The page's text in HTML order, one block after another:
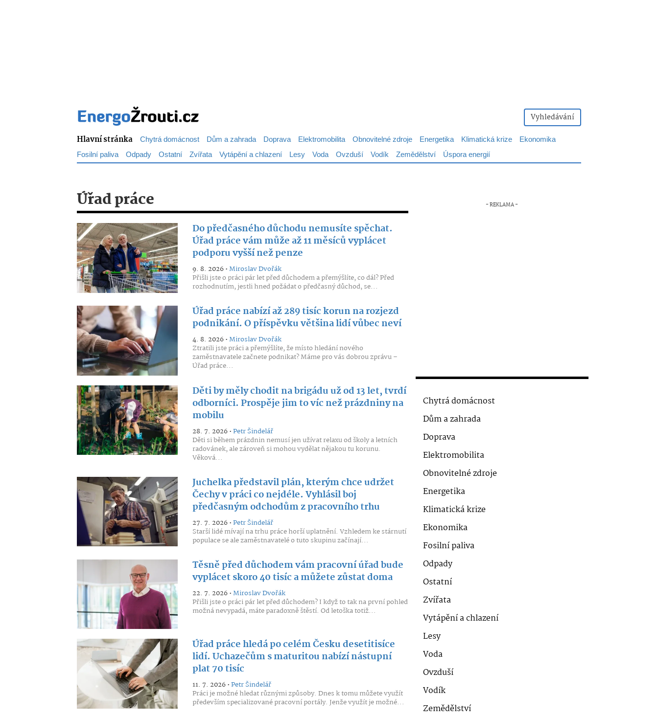
Vyhledávání
Hlavní stránka Chytrá domácnost Dům a zahrada Doprava Elektromobilita Obnovitelné zdroje Energetika Klimatická krize
Ekonomika
Fosilní paliva Odpady Ostatní Zvířata Vytápění a chlazení Lesy Voda Ovzduší Vodík Zemědělství Úspora energií
Úřad práce
Do předčasného důchodu nemusíte spěchat.
Úřad práce vám může až 11 měsíců vyplácet
podporu vyšší než penze
9. 8. 2026 •Miroslav Dvořák
Přišli jste o práci pár let před důchodem a přemýšlíte, co dál? Před
rozhodnutím, jestli hned požádat o předčasný důchod, se...
Úřad práce nabízí až 289 tisíc korun na rozjezd
podnikání. O příspěvku většina lidí vůbec neví
4. 8. 2026 •Miroslav Dvořák
Ztratili jste práci a přemýšlíte, že místo hledání nového
zaměstnavatele začnete podnikat? Máme pro vás dobrou zprávu –
Úřad práce...
Děti by měly chodit na brigádu už od 13 let, tvrdí
odborníci. Prospěje jim to víc než prázdniny na
mobilu
28. 7. 2026 •Petr Šindelář
Děti si během prázdnin nemusí jen užívat relaxu od školy a letních
radovánek, ale zároveň si mohou vydělat nějakou tu korunu.
Věková...
Juchelka představil plán, kterým chce udržet
Čechy v práci co nejdéle. Vyhlásil boj
předčasným odchodům z pracovního trhu
27. 7. 2026 •Petr Šindelář
Starší lidé mívají na trhu práce horší uplatnění. Vzhledem ke stárnutí
populace se ale zaměstnavatelé o tuto skupinu začínají...
Těsně před důchodem vám pracovní úřad bude
vyplácet skoro 40 tisíc a můžete zůstat doma
22. 7. 2026 •Miroslav Dvořák
Přišli jste o práci pár let před důchodem? I když to tak na první pohled
možná nevypadá, máte paradoxně štěstí. Od letoška totiž...
Úřad práce hledá po celém Česku desetitisíce
lidí. Uchazečům s maturitou nabízí nástupní
plat 70 tisíc
11. 7. 2026 •Petr Šindelář
Práci je možné hledat různými způsoby. Dnes k tomu můžete využít
především specializované pracovní portály. Jenže využít je možné...
Chytrá domácnost
Dům a zahrada
Doprava
Elektromobilita
Obnovitelné zdroje
Energetika
Klimatická krize
Ekonomika
Fosilní paliva
Odpady
Ostatní
Zvířata
Vytápění a chlazení
Lesy
Voda
Ovzduší
Vodík
Zemědělství